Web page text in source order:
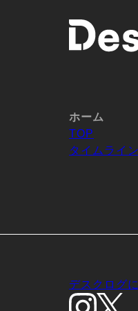
ホーム
TOP
タイムライン
デスクログ